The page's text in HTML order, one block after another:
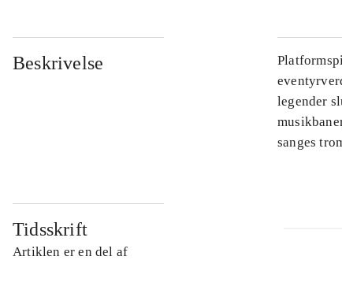
Beskrivelse
legender
sanges
Tidsskrift
Artiklen er en del af